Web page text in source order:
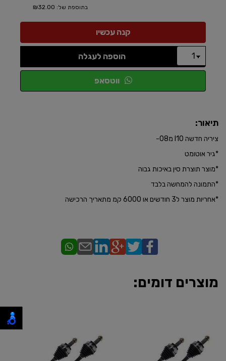
בתוספת של: ₪32.00
הוספה לעגלה
ווטסאפ
תיאור:
ציריה חדשה I10 מ08-
*גיר אוטומט
*​מוצר תוצרת סין באיכות גבוה
*התמונה להמחשה בלבד
​*אחריות מוצר ל3 חודשים או 6000 קמ מתאריך הרכישה
מוצרים דומים: